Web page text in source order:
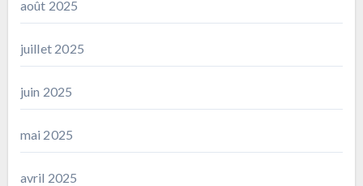
août 2025
juillet 2025
juin 2025
mai 2025
avril 2025